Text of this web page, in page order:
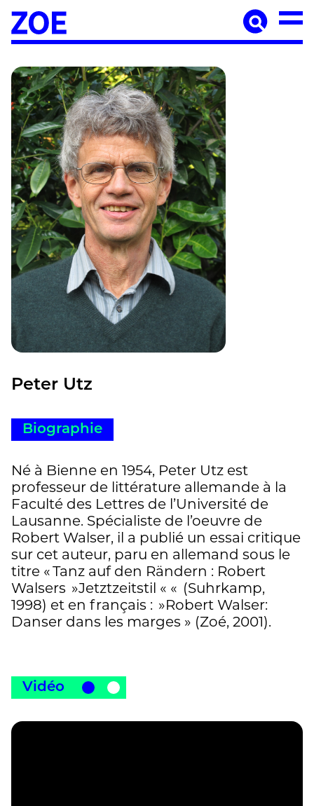
Accueil
À paraître
Catalogue
Auteur·ices
Agenda
Les éditions Zoé
Diffusion
Médiation culturelle
Manuscrits
Foreign rights
Contact
Mentions légales
Newsletter
Peter Utz
Biographie
Né à Bienne en 1954, Peter Utz est
professeur de littérature allemande à la
Faculté des Lettres de l’Université de
Lausanne. Spécialiste de l’oeuvre de
Robert Walser, il a publié un essai critique
sur cet auteur, paru en allemand sous le
titre « Tanz auf den Rändern : Robert
Walsers »Jetztzeitstil « « (Suhrkamp,
1998) et en français : »Robert Walser:
Danser dans les marges » (Zoé, 2001).
Vidéo